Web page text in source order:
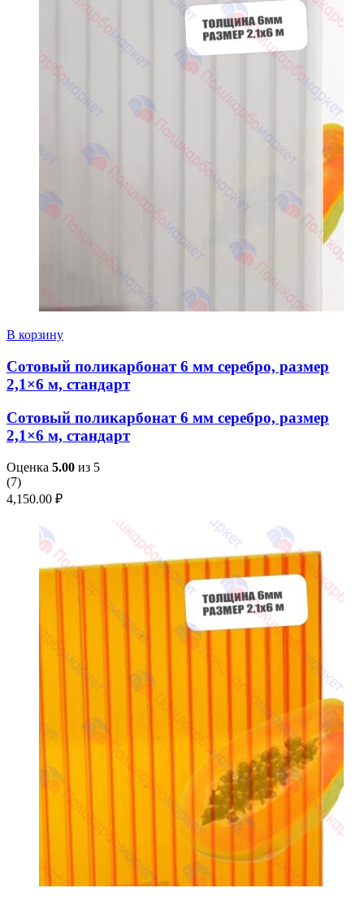
В корзину
Сотовый поликарбонат 6 мм серебро, размер
2,1×6 м, стандарт
Сотовый поликарбонат 6 мм серебро, размер
2,1×6 м, стандарт
Оценка 5.00 из 5
(7)
4,150.00 ₽